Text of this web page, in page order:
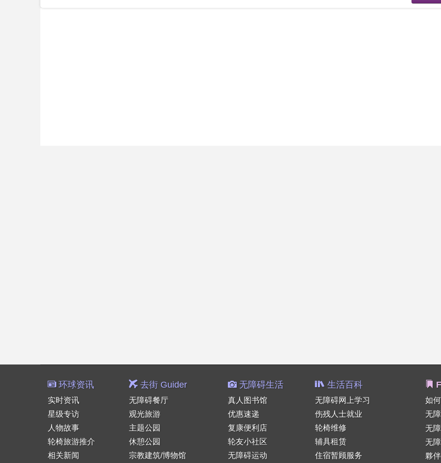
环球资讯
实时资讯
星级专访
人物故事
轮椅旅游推介
相关新闻
去街 Guider
无障碍餐厅
观光旅游
主题公园
休憩公园
宗教建筑/博物馆
无障碍生活
真人图书馆
优惠速递
复康便利店
轮友小社区
无障碍运动
生活百科
无障碍网上学习
伤残人士就业
轮椅维修
辅具租赁
住宿暂顾服务
如
无
无
无
夥